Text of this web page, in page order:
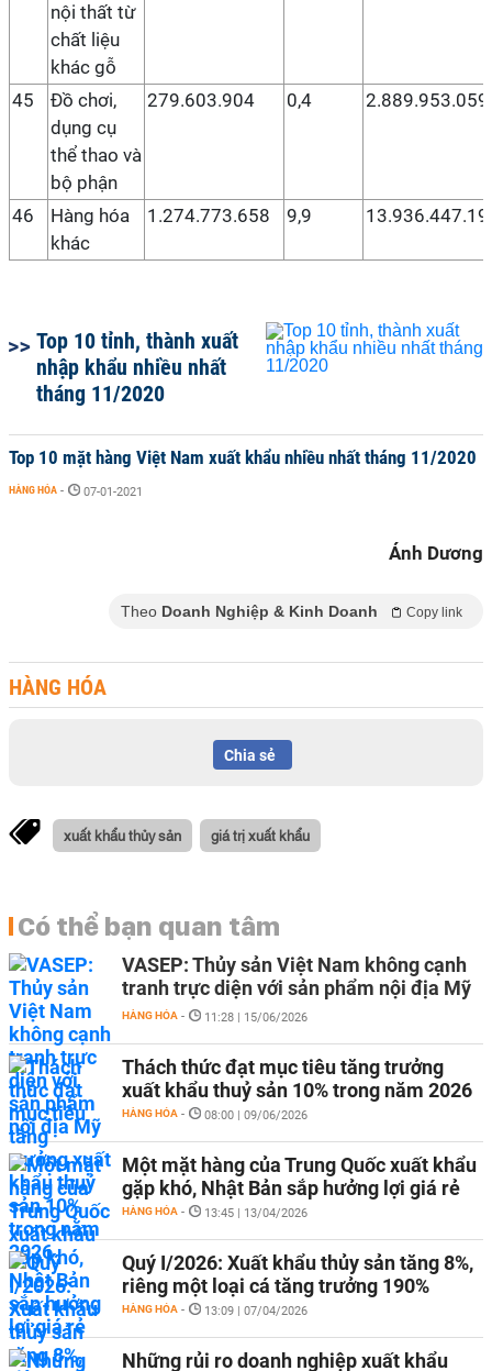
nội thất từ
chất liệu
khác gỗ
45
Đồ chơi,
dụng cụ
thể thao và
bộ phận
279.603.904 0,4 2.889.953.059
46
Hàng hóa
khác
1.274.773.658 9,9
Top 10 tỉnh, thành xuất
nhập khẩu nhiều nhất
tháng 11/2020
Top 10 mặt hàng Việt Nam xuất khẩu nhiều nhất tháng 11/2020
HÀNG HÓA - 07-01-2021
Ánh Dương
Theo Doanh Nghiệp & Kinh Doanh Copy link
HÀNG HÓA
Chia sẻ
xuất khẩu thủy sản giá trị xuất khẩu
Có thể bạn quan tâm
VASEP: Thủy sản Việt Nam không cạnh
tranh trực diện với sản phẩm nội địa Mỹ
HÀNG HÓA - 11:28 | 15/06/2026
Thách thức đạt mục tiêu tăng trưởng
xuất khẩu thuỷ sản 10% trong năm 2026
HÀNG HÓA - 08:00 | 09/06/2026
Một mặt hàng của Trung Quốc xuất khẩu
gặp khó, Nhật Bản sắp hưởng lợi giá rẻ
HÀNG HÓA - 13:45 | 13/04/2026
Quý I/2026: Xuất khẩu thủy sản tăng 8%,
riêng một loại cá tăng trưởng 190%
HÀNG HÓA - 13:09 | 07/04/2026
Những rủi ro doanh nghiệp xuất khẩu